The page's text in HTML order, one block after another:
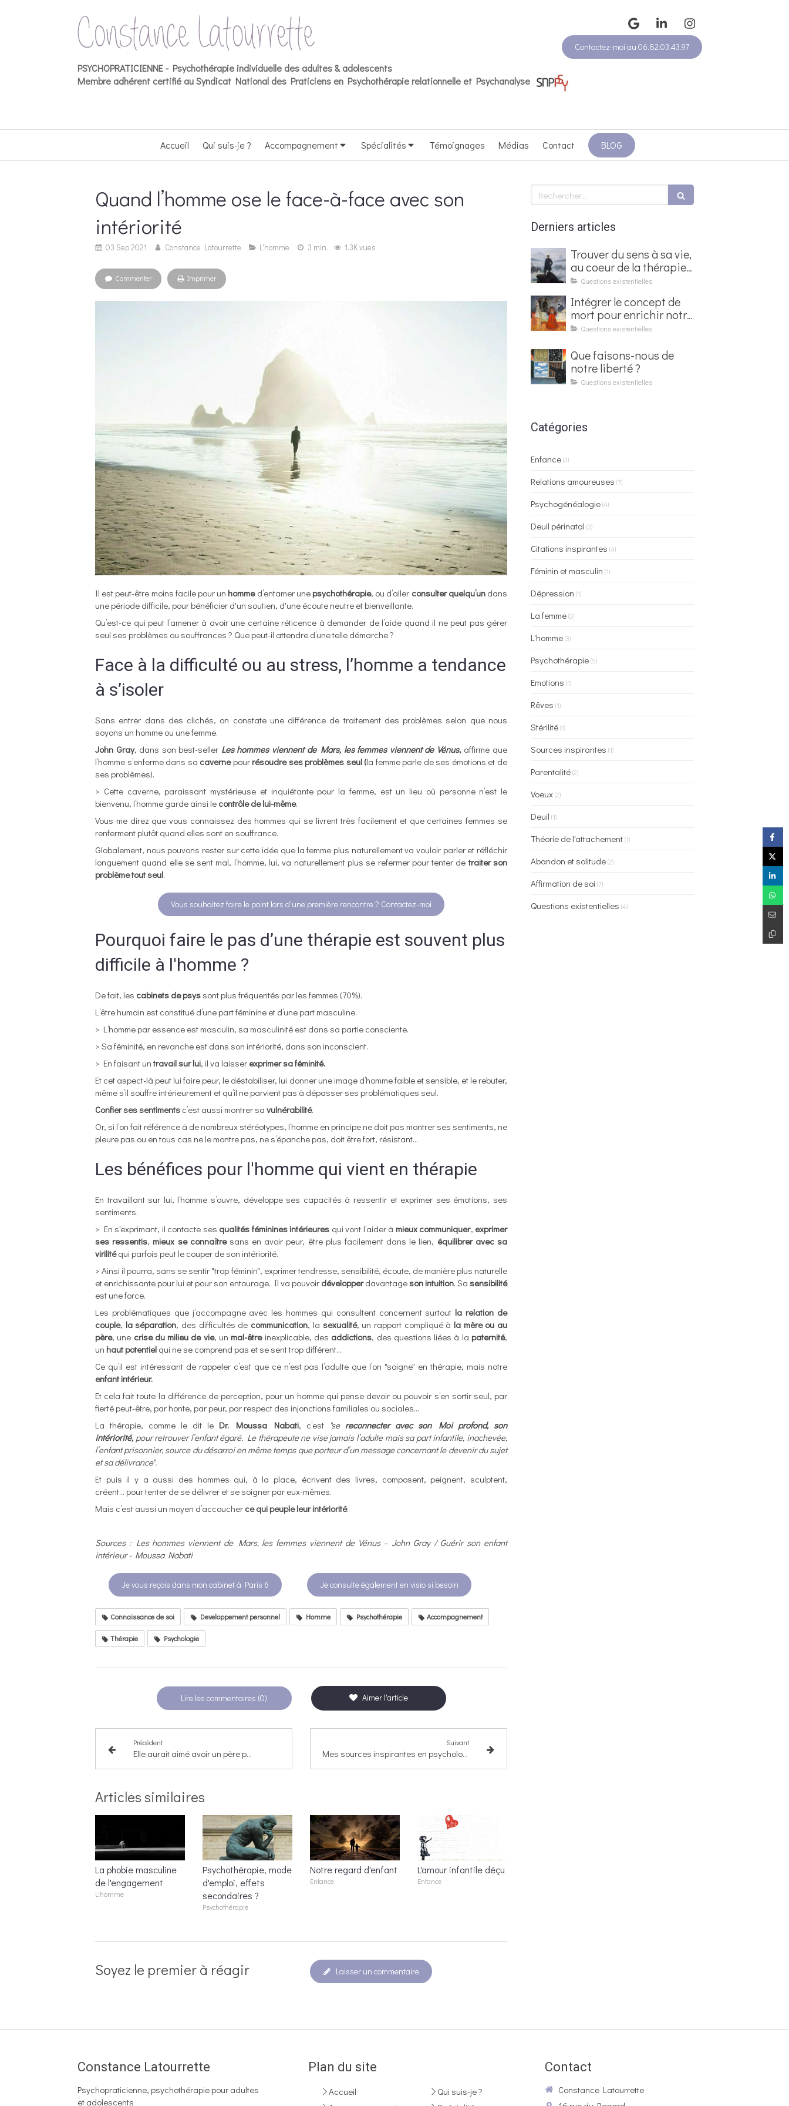
Contactez-moi au 06.82.03.43.97
PSYCHOPRATICIENNE - Psychothérapie individuelle des adultes & adolescents
Membre adhérent certifié au Syndicat National des Praticiens en Psychothérapie relationnelle et Psychanalyse
Accueil Qui suis-je ? Accompagnement Spécialités Témoignages Médias Contact BLOG
Quand l’homme ose le face-à-face avec son
intériorité
03 Sep 2021 Constance Latourrette L'homme 3 min. 1.3K vues
Commenter Imprimer
Il est peut-être moins facile pour un hommed’entamer une psychothérapie, ou d’aller consulter quelqu’un dans
une période difficile, pour bénéficier d'un soutien, d'une écoute neutre et bienveillante.
Qu’est-ce qui peut l’amener à avoir une certaine réticence à demander de l’aide quand il ne peut pas gérer
seul ses problèmes ou souffrances ? Que peut-il attendre d’une telle démarche ?
Face à la difficulté ou au stress, l’homme a tendance
à s’isoler
Sans entrer dans des clichés, on constate une différence de traitement des problèmes selon que nous
soyons un homme ou une femme.
John Gray, dans son best-seller Les hommes viennent de Mars, les femmes viennent de Vénus,affirme que
l’homme s’enferme dans sa cavernepour résoudre ses problèmes seul (la femme parle de ses émotions et de
ses problèmes).
> Cette caverne, paraissant mystérieuse et inquiétante pour la femme, est un lieu où personne n’est le
bienvenu, l’homme garde ainsi le contrôle de lui-même.
Vous me direz que vous connaissez des hommes qui se livrent très facilement et que certaines femmes se
renferment plutôt quand elles sont en souffrance.
Globalement, nous pouvons rester sur cette idée que la femme plus naturellement va vouloir parler et réfléchir
longuement quand elle se sent mal, l’homme, lui, va naturellement plus se refermer pour tenter detraiter son
problème tout seul.
Vous souhaitez faire le point lors d'une première rencontre ? Contactez-moi
Pourquoi faire le pas d’une thérapie est souvent plus
difficile à l'homme ?
De fait, les cabinets de psyssont plus fréquentés par les femmes (70%).
L’être humain est constitué d’une part féminine et d’une part masculine.
> L’homme par essence est masculin, sa masculinité est dans sa partie consciente.
> Sa féminité, en revanche est dans son intériorité, dans son inconscient.
> En faisant untravail sur lui, il va laisser exprimer sa féminité.
Et cet aspect-là peut lui faire peur, le déstabiliser, lui donner une image d’homme faible et sensible, et le rebuter,
même s’il souffre intérieurement et qu’il ne parvient pas à dépasser ses problématiques seul.
Confier ses sentiments c’est aussi montrer sa vulnérabilité.
Or, si l’on fait référence à de nombreux stéréotypes, l’homme en principe ne doit pas montrer ses sentiments, ne
pleure pas ou en tous cas ne le montre pas, ne s’épanche pas, doit être fort, résistant…
Les bénéfices pour l'homme qui vient en thérapie
En travaillant sur lui, l’homme s’ouvre, développe ses capacités à ressentir et exprimer ses émotions, ses
sentiments.
> En s'exprimant, il contacte ses qualités féminines intérieures qui vont l’aider à mieux communiquer, exprimer
ses ressentis, mieux se connaître sans en avoir peur, être plus facilement dans le lien, équilibrer avec sa
virilitéqui parfois peut le couper de son intériorité.
> Ainsi il pourra, sans se sentir "trop féminin", exprimer tendresse, sensibilité, écoute, de manière plus naturelle
et enrichissante pour lui et pour son entourage. Il va pouvoir développerdavantageson intuition. Sa sensibilité
est une force.
Les problématiques que j’accompagne avec les hommes qui consultent concernent surtout la relation de
couple, la séparation, des difficultés de communication, la sexualité, un rapport compliqué à la mère ou au
père, une crise du milieu de vie, un mal-être inexplicable, des addictions, des questions liées à la paternité,
un haut potentiel qui ne se comprend pas et se sent trop différent...
Ce qu’il est intéressant de rappeler c’est que ce n’est pas l’adulte que l’on "soigne" en thérapie, mais notre
enfant intérieur.
Et cela fait toute la différence de perception, pour un homme qui pense devoir ou pouvoir s’en sortir seul, par
fierté peut-être, par honte, par peur, par respect des injonctions familiales ou sociales…
La thérapie, comme le dit le Dr. Moussa Nabati, c’est "se reconnecter avec son Moi profond, son
intériorité, pour retrouver l’enfant égaré. Le thérapeute ne vise jamais l’adulte mais sa part infantile, inachevée,
l’enfant prisonnier, source du désarroi en même temps que porteur d’un message concernant le devenir du sujet
et sa délivrance".
Et puis il y a aussi des hommes qui, à la place, écrivent des livres, composent, peignent, sculptent,
créent... pour tenter de se délivrer et se soigner par eux-mêmes.
Mais c’est aussi un moyen d’accoucher ce qui peuple leur intériorité.
Sources : Les hommes viennent de Mars, les femmes viennent de Vénus – John Gray / Guérir son enfant
intérieur - Moussa Nabati
Je vous reçois dans mon cabinet à Paris 6 Je consulte également en visio si besoin
Connaissance de soi Developpement personnel Homme Psychothérapie Accompagnement
Thérapie Psychologie
Lire les commentaires (0) Aimer l'article
Précédent
Elle aurait aimé avoir un père pour qui elle soit la prunelle de ses yeux
Suivant
Mes sources inspirantes en psychologie
Articles similaires
La phobie masculine
de l'engagement
L'homme
Psychothérapie, mode
d'emploi, effets
secondaires ?
Psychothérapie
Notre regard d'enfant
Enfance
L'amour infantile déçu
Enfance
Soyez le premier à réagir Laisser un commentaire
Rechercher
Derniers articles
Trouver du sens à sa vie,
au coeur de la thérapie
existentielle
Questions existentielles
Intégrer le concept de
mort pour enrichir notre
vieQuestions existentielles
Que faisons-nous de
notre liberté ?
Questions existentielles
Catégories
Enfance(3)
Relations amoureuses (7)
Psychogénéalogie(4)
Deuil périnatal (3)
Citations inspirantes (4)
Féminin et masculin (1)
Dépression (1)
La femme(3)
L'homme(3)
Psychothérapie(5)
Emotions (1)
Rêves (1)
Stérilité(1)
Sources inspirantes (1)
Parentalité(2)
Voeux(2)
Deuil (1)
Théorie de l'attachement(1)
Abandon et solitude(2)
Affirmation de soi (7)
Questions existentielles (4)
Constance Latourrette
Psychopraticienne, psychothérapie pour adultes
et adolescents
Plan du site
Accueil
Qui suis-je ?
Contact
Constance Latourrette